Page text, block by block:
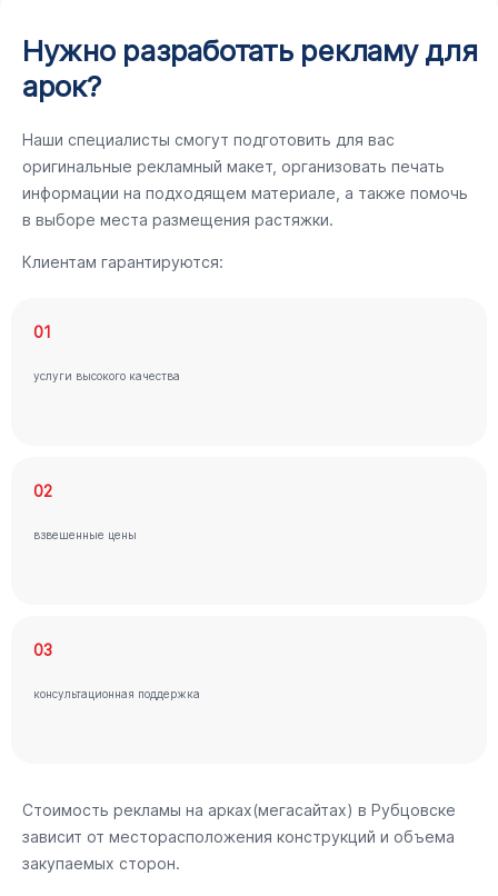
Нужно разработать рекламу для
арок?
Наши специалисты смогут подготовить для вас
оригинальные рекламный макет, организовать печать
информации на подходящем материале, а также помочь
в выборе места размещения растяжки.
Клиентам гарантируются:
01
услуги высокого качества
02
взвешенные цены
03
консультационная поддержка
Стоимость рекламы на арках(мегасайтах) в Рубцовске
зависит от месторасположения конструкций и объема
закупаемых сторон.